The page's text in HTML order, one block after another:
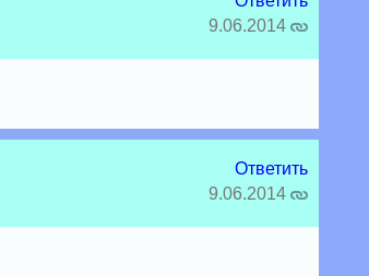
9.06.2014
Ответить
9.06.2014